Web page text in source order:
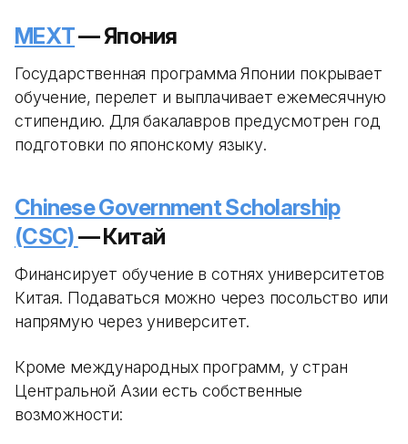
MEXT— Япония
Государственная программа Японии покрывает
обучение, перелет и выплачивает ежемесячную
стипендию. Для бакалавров предусмотрен год
подготовки по японскому языку.
Chinese Government Scholarship
(CSC)— Китай
Финансирует обучение в сотнях университетов
Китая. Подаваться можно через посольство или
напрямую через университет.
Кроме международных программ, у стран
Центральной Азии есть собственные
возможности: